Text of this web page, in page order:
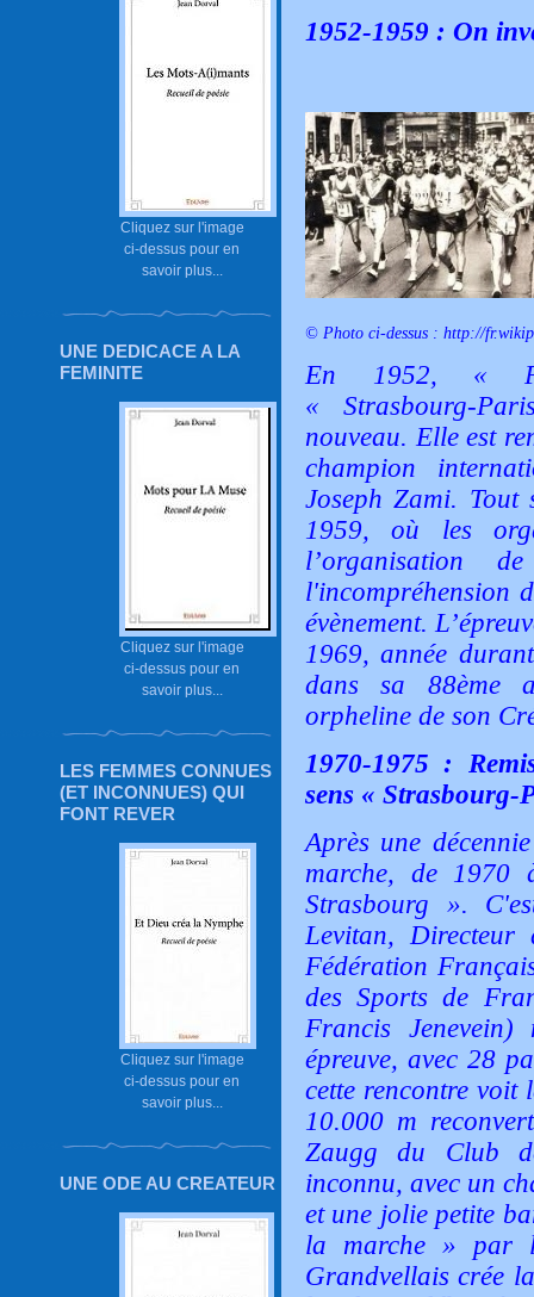
Cliquez sur l'image
ci-dessus pour en
savoir plus...
UNE DEDICACE A LA
FEMINITE
Cliquez sur l'image
ci-dessus pour en
savoir plus...
LES FEMMES CONNUES
(ET INCONNUES) QUI
FONT REVER
Cliquez sur l'image
ci-dessus pour en
savoir plus...
UNE ODE AU CREATEUR
1952-1959 : On
© Photo ci-dessus : http://
En 1952, «
« Strasbourg-
nouveau. Elle est
champion
Joseph Zami. Tout
1959, où les
l’organisation
l'incompréhension
évènement.
1969, année
dans sa 88ème
orpheline de son
1970-1975 :
sens « Strasbourg-
Après une
marche, de 1970
Strasbourg ».
Levitan,
Fédération
des Sports de
Francis Jenevein)
épreuve, avec 28
cette rencontre voit
10.000 m
Zaugg du Club
inconnu, avec un
et une jolie petite
la marche » par
Grandvellais crée